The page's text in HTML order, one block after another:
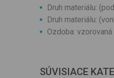
Druh materiálu:
Druh materiálu:
Ozdoba: vzorovaná
SÚVISIACE